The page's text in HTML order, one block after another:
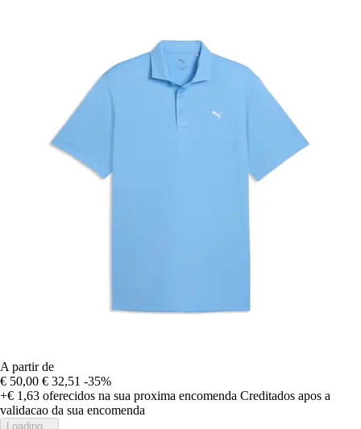
A partir de
€ 50,00 € 32,51 -35%
+€ 1,63 oferecidos na sua proxima encomenda Creditados apos a
validacao da sua encomenda
Loading...